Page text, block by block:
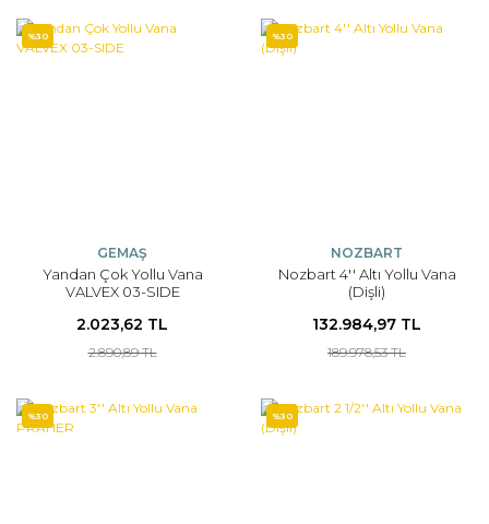
%30
GEMAŞ
Yandan Çok Yollu Vana
VALVEX 03-SIDE
2.023,62 TL
2.890,89 TL
%30
NOZBART
Nozbart 4'' Altı Yollu Vana
(Dişli)
132.984,97 TL
189.978,53 TL
%30 %30